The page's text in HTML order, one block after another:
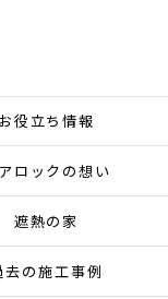
お役立ち情報
ロックの想い
遮熱の家
去の施工事例